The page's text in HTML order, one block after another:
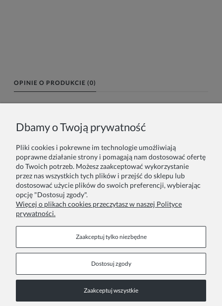
OPINIE O PRODUKCIE (0)
Twoja opinia:
Stopka
Dbamy o Twoją prywatność
Pliki cookies i pokrewne im technologie umożliwiają
poprawne działanie strony i pomagają nam dostosować ofertę
do Twoich potrzeb. Możesz zaakceptować wykorzystanie
przez nas wszystkich tych plików i przejść do sklepu lub
dostosować użycie plików do swoich preferencji, wybierając
opcję "Dostosuj zgody".
Więcej o plikach cookies przeczytasz w naszej Polityce
prywatności.
Zaakceptuj tylko niezbędne
Dostosuj zgody
Zaakceptuj wszystkie